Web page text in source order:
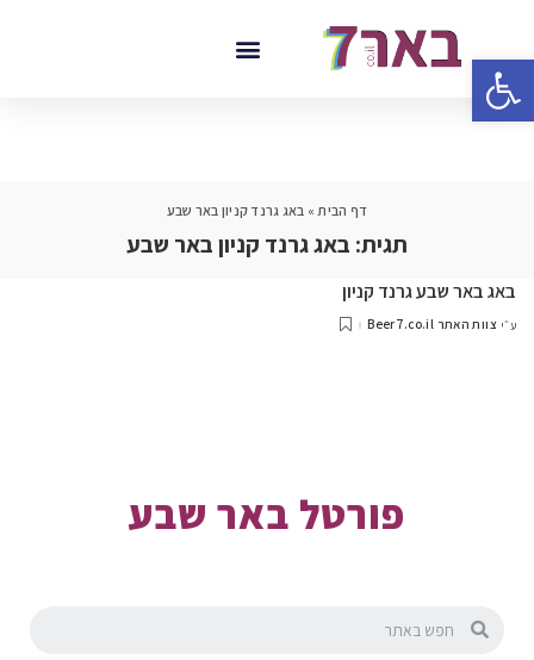
פתח סרגל נגישות
דף הבית» באג גרנד קניון באר שבע
תגית: באג גרנד קניון באר שבע
באג באר שבע גרנד קניון
ע״י צוות האתר Beer7.co.il
פורטל באר שבע